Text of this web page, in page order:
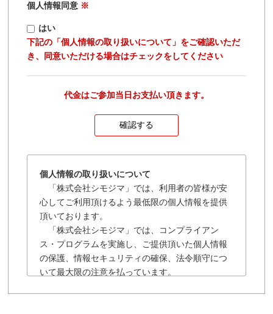
個人情報同意 ※
はい
下記の「個人情報の取り扱いについて」をご確認いただ
き、同意いただける場合はチェックをしてください
代金はご参加当日お支払い頂きます。
個人情報の取り扱いについて
「株式会社シモジマ」では、利用者の皆様が安
心してご利用頂けるよう最低限の個人情報を提供
頂いております。
「株式会社シモジマ」では、コンプライアン
ス・プログラムを実施し、ご提供頂いた個人情報
の保護、情報セキュリティの確保、法令順守につ
いて最大限の注意を払っています。